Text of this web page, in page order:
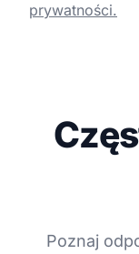
prywatności.
Poznaj